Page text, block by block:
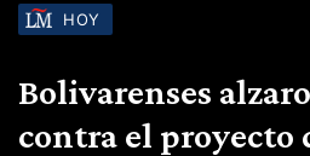
HOY
Bolivarenses
contra el proyecto